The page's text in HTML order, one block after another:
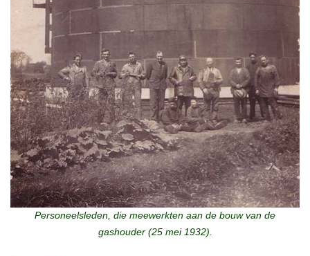
Personeelsleden, die meewerkten aan de bouw van de
gashouder (25 mei 1932).